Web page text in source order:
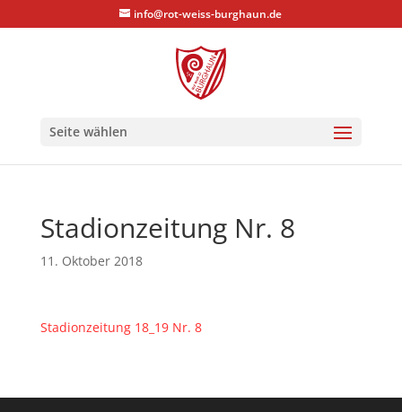
info@rot-weiss-burghaun.de
Seite wählen
Stadionzeitung Nr. 8
11. Oktober 2018
Stadionzeitung 18_19 Nr. 8